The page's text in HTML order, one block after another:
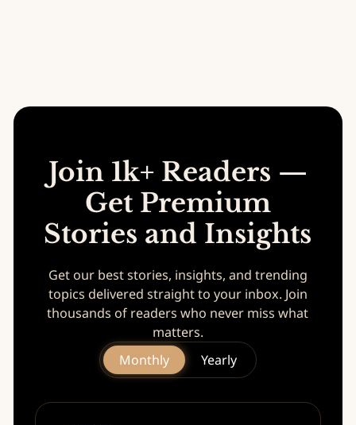
Join 1k+ Readers —
Get Premium
Stories and Insights
Get our best stories, insights, and trending
topics delivered straight to your inbox. Join
thousands of readers who never miss what
matters.
Monthly
Yearly